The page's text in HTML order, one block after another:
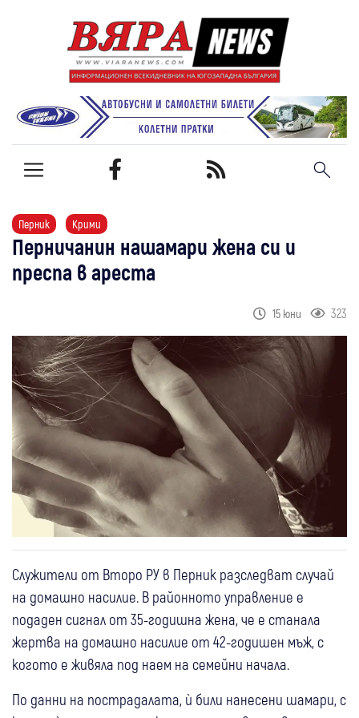
Перник Крими
Перничанин нашамари жена си и
преспа в ареста
15 юни 323
Служители от Второ РУ в Перник разследват случай
на домашно насилие. В районното управление е
подаден сигнал от 35-годишна жена, че е станала
жертва на домашно насилие от 42-годишен мъж, с
когото е живяла под наем на семейни начала.
По данни на пострадалата, ѝ били нанесени шамари, с